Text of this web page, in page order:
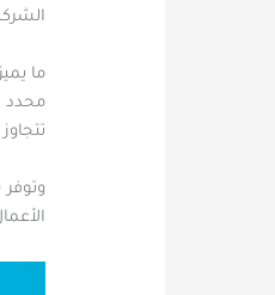
ما
محدد